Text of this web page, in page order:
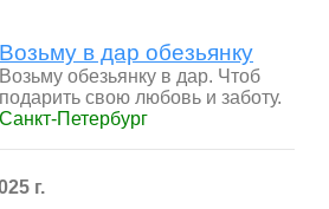
Возьму в дар обезьянку
Возьму обезьянку в дар. Чтоб
подарить свою любовь и заботу.
Санкт-Петербург
г.